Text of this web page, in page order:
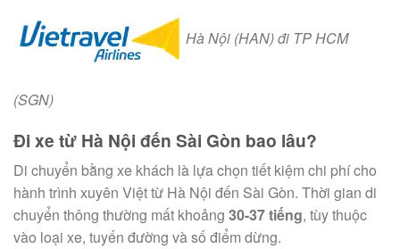
Hà Nội (HAN) đi TP HCM
(SGN)
Đi xe từ Hà Nội đến Sài Gòn bao lâu?
Di chuyển bằng xe khách là lựa chọn tiết kiệm chi phí cho
hành trình xuyên Việt từ Hà Nội đến Sài Gòn. Thời gian di
chuyển thông thường mất khoảng 30-37 tiếng, tùy thuộc
vào loại xe, tuyến đường và số điểm dừng.